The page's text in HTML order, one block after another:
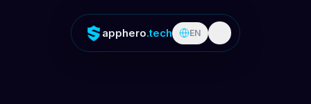
apphero.tech EN